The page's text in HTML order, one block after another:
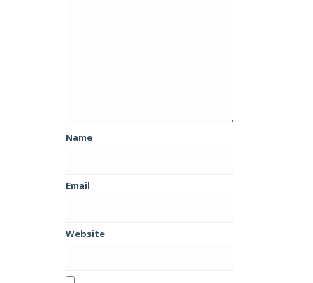
Name
Email
Website